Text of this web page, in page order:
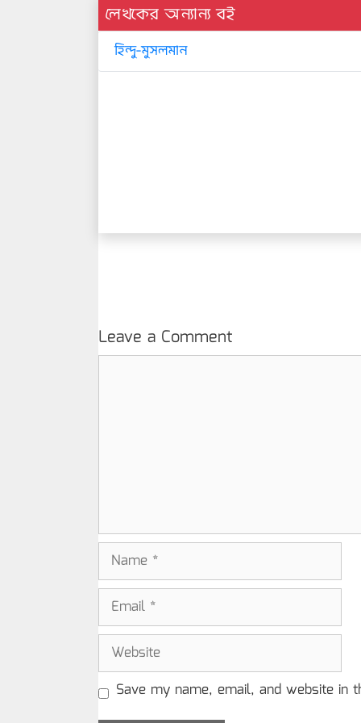
লেখকের অন্যান্য বই
হিন্দু-মুসলমান
Leave a Comment
Name
Email
Website
Save my name, email, and website